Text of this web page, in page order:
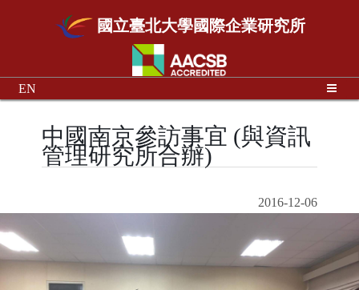
國立臺北大學國際企業研究所
EN
中國南京參訪事宜 (與資訊
管理研究所合辦)
2016-12-06